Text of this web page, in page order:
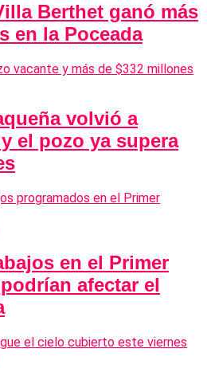
Berthet ganó más
en la Poceada
volvió a
el pozo ya supera
en el Primer
afectar el